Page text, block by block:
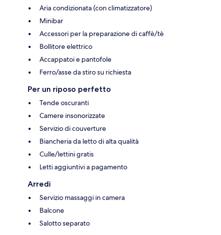
Aria condizionata (con climatizzatore)
Minibar
Accessori per la preparazione di caffè/tè
Bollitore elettrico
Accappatoi e pantofole
Ferro/asse da stiro su richiesta
Per un riposo perfetto
Tende oscuranti
Camere insonorizzate
Servizio di couverture
Biancheria da letto di alta qualità
Culle/lettini gratis
Letti aggiuntivi a pagamento
Arredi
Servizio massaggi in camera
Balcone
Salotto separato